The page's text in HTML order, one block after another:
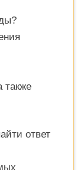
также
ответ